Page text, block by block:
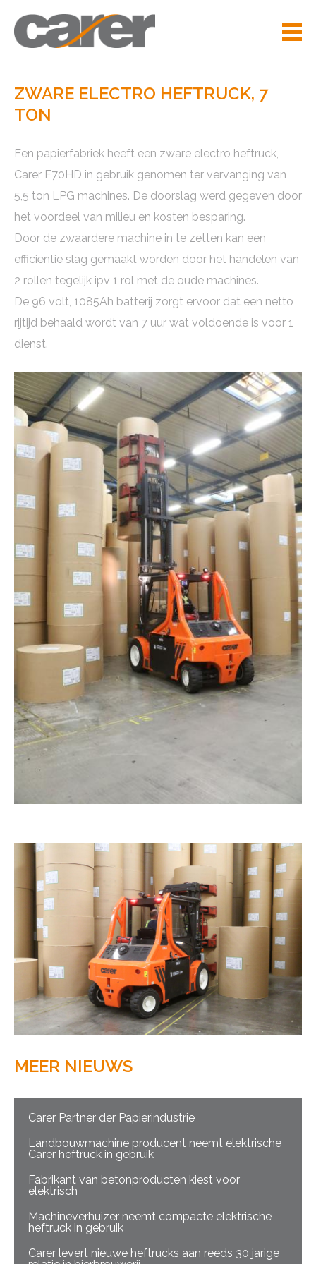
ZWARE ELECTRO HEFTRUCK, 7
TON
Een papierfabriek heeft een zware electro heftruck,
Carer F70HD in gebruik genomen ter vervanging van
5,5 ton LPG machines. De doorslag werd gegeven door
het voordeel van milieu en kosten besparing.
Door de zwaardere machine in te zetten kan een
efficiëntie slag gemaakt worden door het handelen van
2 rollen tegelijk ipv 1 rol met de oude machines.
De 96 volt, 1085Ah batterij zorgt ervoor dat een netto
rijtijd behaald wordt van 7 uur wat voldoende is voor 1
dienst.
MEER NIEUWS
Carer Partner der Papierindustrie
Landbouwmachine producent neemt elektrische
Carer heftruck in gebruik
Fabrikant van betonproducten kiest voor
elektrisch
Machineverhuizer neemt compacte elektrische
heftruck in gebruik
Carer levert nieuwe heftrucks aan reeds 30 jarige